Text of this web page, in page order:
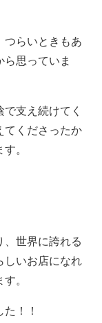
つらいときもあ
思っていま
支え続けてく
てくださったか
。
、世界に誇れる
しいお店になれ
。
！！